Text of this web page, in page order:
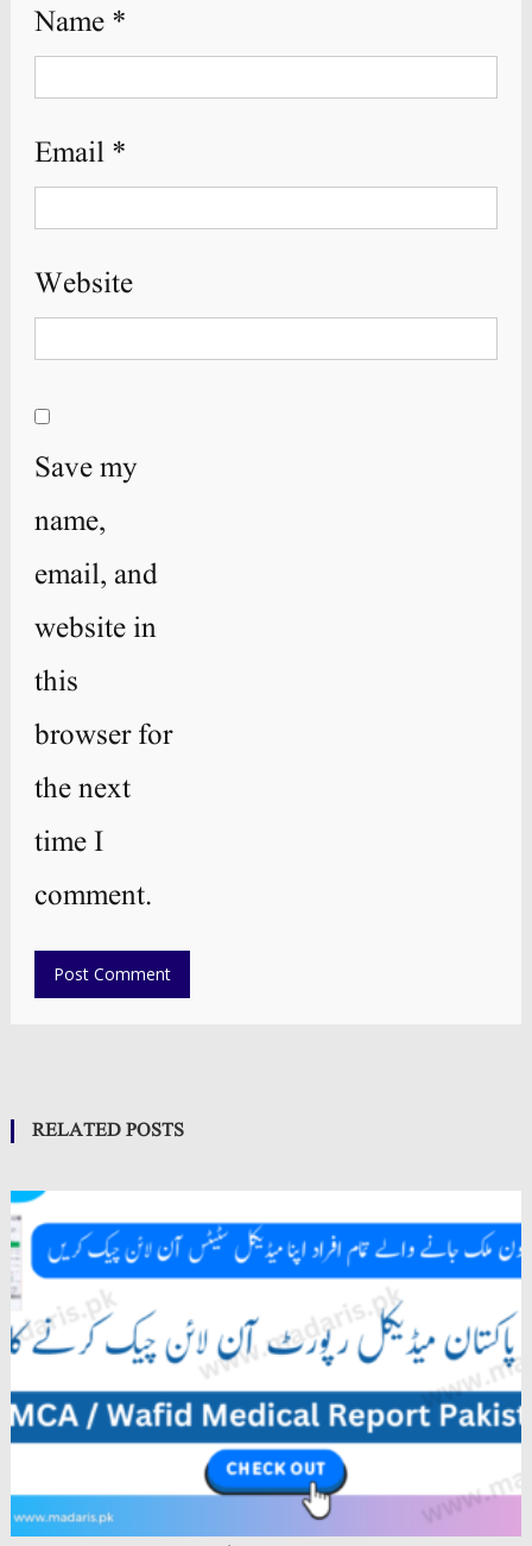
Name *
Email *
Website
Save my
name,
email, and
website in
this
browser for
the next
time I
comment.
RELATED POSTS